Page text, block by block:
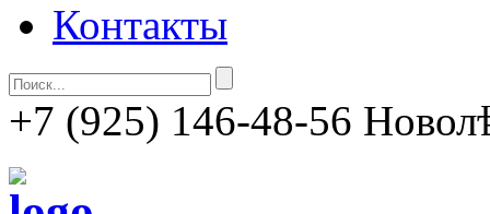
Контакты
+7 (925) 146-48-56